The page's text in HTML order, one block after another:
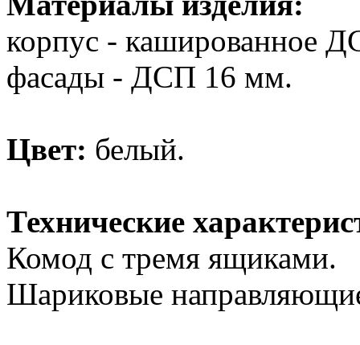
корпус - кашированное
фасады - ДСП 16 мм.
Цвет: белый.
Технические
Комод с тремя ящиками.
Шариковые